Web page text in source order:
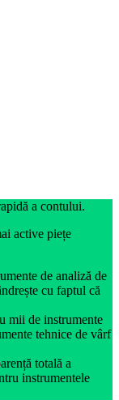
a contului.
active piețe
de analiză de
cu faptul că
mii de instrumente
tehnice de vârf
totală a
instrumentele